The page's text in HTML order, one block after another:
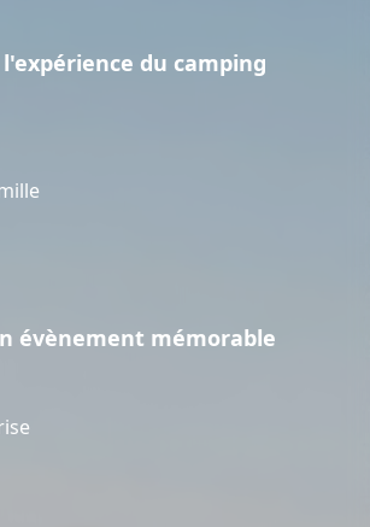
du camping
évènement mémorable